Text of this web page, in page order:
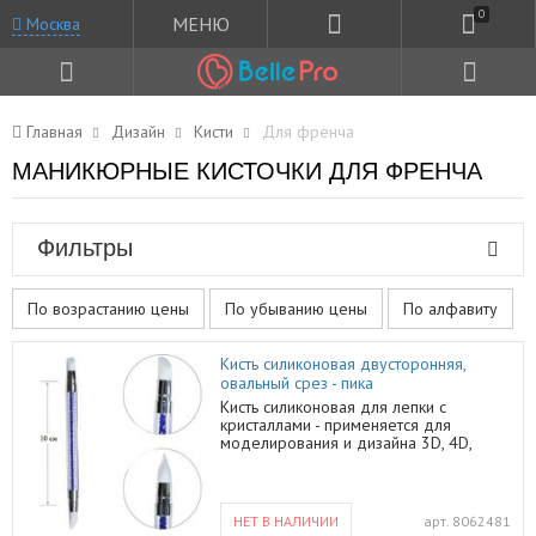
Москва МЕНЮ 0
Главная Дизайн Кисти Для френча
МАНИКЮРНЫЕ КИСТОЧКИ ДЛЯ ФРЕНЧА
Фильтры
По возрастанию цены По убыванию цены По алфавиту
Кисть силиконовая двусторонняя,
овальный срез - пика
Кисть силиконовая для лепки с
кристаллами - применяется для
моделирования и дизайна 3D, 4D,
композиции. А так же они просто
НЕТ В НАЛИЧИИ арт. 8062481